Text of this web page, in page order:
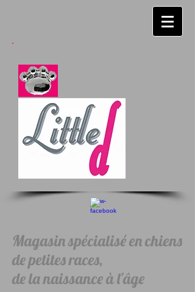
Magasin spécialisé en chiens
de petites races,
de la naissance à l'âge